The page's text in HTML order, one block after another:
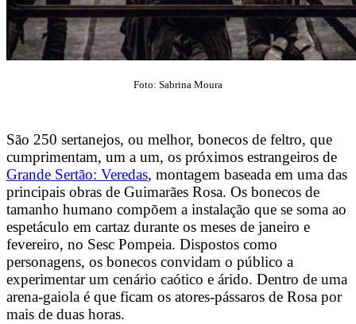
Foto: Sabrina Moura
São 250 sertanejos, ou melhor, bonecos de feltro, que
cumprimentam, um a um, os próximos estrangeiros de
Grande Sertão: Veredas, montagem baseada em uma das
principais obras de Guimarães Rosa. Os bonecos de
tamanho humano compõem a instalação que se soma ao
espetáculo em cartaz durante os meses de janeiro e
fevereiro, no Sesc Pompeia. Dispostos como
personagens, os bonecos convidam o público a
experimentar um cenário caótico e árido. Dentro de uma
arena-gaiola é que ficam os atores-pássaros de Rosa por
mais de duas horas.